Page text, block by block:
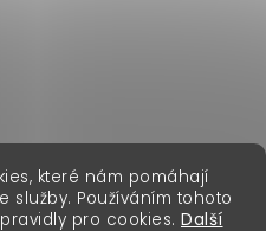
které nám pomáhají
služby. Používáním tohoto
pro cookies. Další
. Všechna práva vyhrazena.